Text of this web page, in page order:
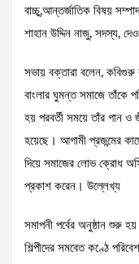
বাচ্চু,আন্তর্জাতিক বিষয়
শাহান উদ্দিন নাজু, সদস্য,
সভায় বক্তারা বলেন, কবিগুরু
বাংলার ঘুমন্ত সমাজে তাঁকে
হয় পরবর্তী সময়ে তাঁর গান ও
হয়েছে। আগামী প্রজন্মের
দিয়ে সমাজের লোভ ক্রোধ
প্রকাশ করেন। উল্লেখ্য
সমাপনী পর্বের অনুষ্ঠান শুরু
শিল্পীদের সমবেত কণ্ঠে